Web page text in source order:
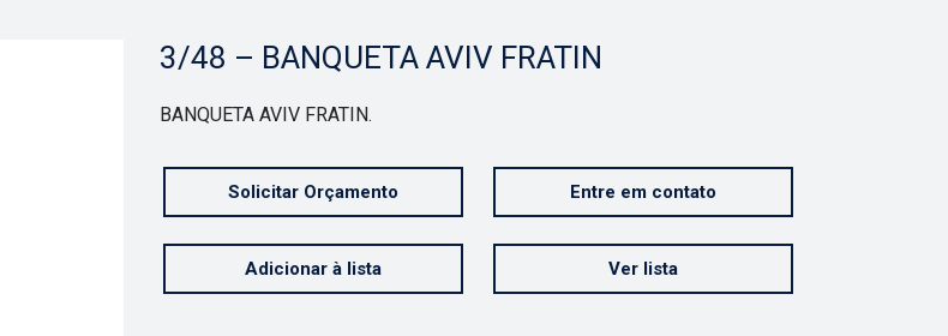
3/48 – BANQUETA AVIV FRATIN
BANQUETA AVIV FRATIN.
Solicitar Orçamento Entre em contato
Adicionar à lista Ver lista